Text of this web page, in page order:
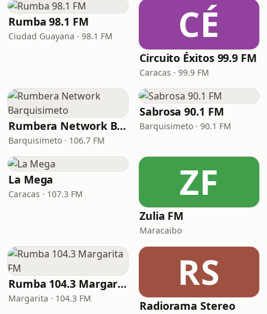
Rumba 98.1 FM
Ciudad Guayana · 98.1 FM CÉ
Circuito Éxitos 99.9 FM
Caracas · 99.9 FM
Rumbera Network Barquisimeto
Barquisimeto · 106.7 FM
Sabrosa 90.1 FM
Barquisimeto · 90.1 FM
La Mega
Caracas · 107.3 FM ZF
Zulia FM
Maracaibo
Rumba 104.3 Margarita FM
Margarita · 104.3 FM
RS
Radiorama Stereo